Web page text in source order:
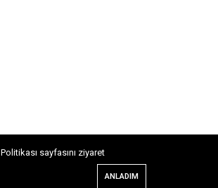
Ahşap Life
sayfasını ziyaret
ANLADIM